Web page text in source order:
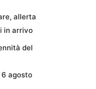
allerta
in arrivo
del
agosto